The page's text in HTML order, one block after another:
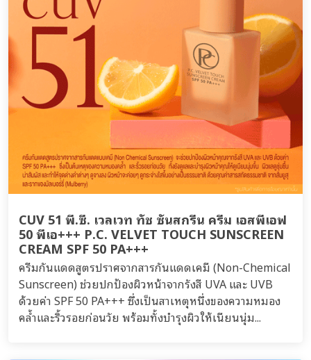
CUV 51 พี.ซี. เวลเวท ทัช ซันสกรีน ครีม เอสพีเอฟ
50 พีเอ+++ P.C. VELVET TOUCH SUNSCREEN
CREAM SPF 50 PA+++
ครีมกันแดดสูตรปราศจากสารกันแดดเคมี (Non-Chemical
Sunscreen) ช่วยปกป้องผิวหน้าจากรังสี UVA และ UVB
ด้วยค่า SPF 50 PA+++ ซึ่งเป็นสาเหตุหนึ่งของความหมอง
คล้ำและริ้วรอยก่อนวัย พร้อมทั้งบำรุงผิวให้เนียนนุ่ม...